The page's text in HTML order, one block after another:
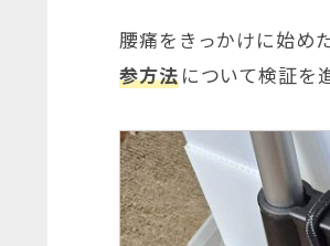
腰痛をきっかけに始め
参方法について検証を